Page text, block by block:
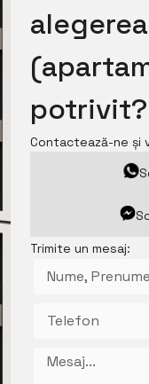
potrivit?
Contactează-ne și
Trimite un mesaj: